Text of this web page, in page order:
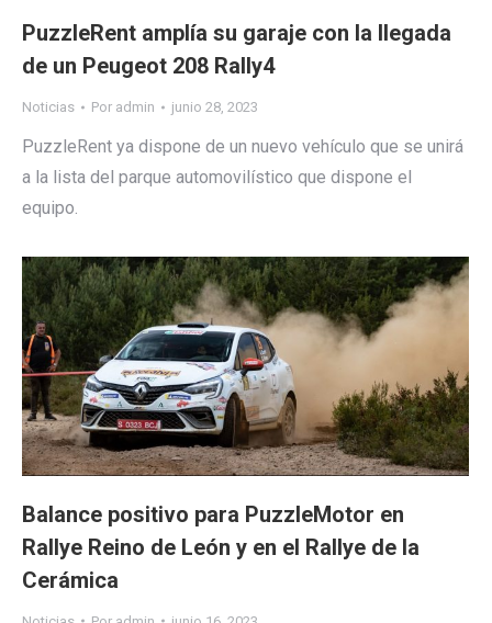
PuzzleRent amplía su garaje con la llegada
de un Peugeot 208 Rally4
Noticias Por admin junio 28, 2023
PuzzleRent ya dispone de un nuevo vehículo que se unirá
a la lista del parque automovilístico que dispone el
equipo.
Balance positivo para PuzzleMotor en
Rallye Reino de León y en el Rallye de la
Cerámica